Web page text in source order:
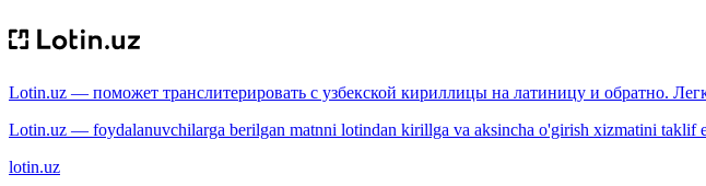
Lotin.uz — поможет транслитерировать с узбекской кириллицы на латиницу и обратно.
Lotin.uz — foydalanuvchilarga berilgan matnni lotindan kirillga va aksincha o'girish xizmatini taklif
lotin.uz